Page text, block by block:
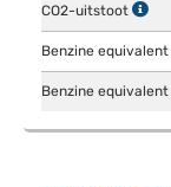
CO2-uitstoot
Benzine
Benzine